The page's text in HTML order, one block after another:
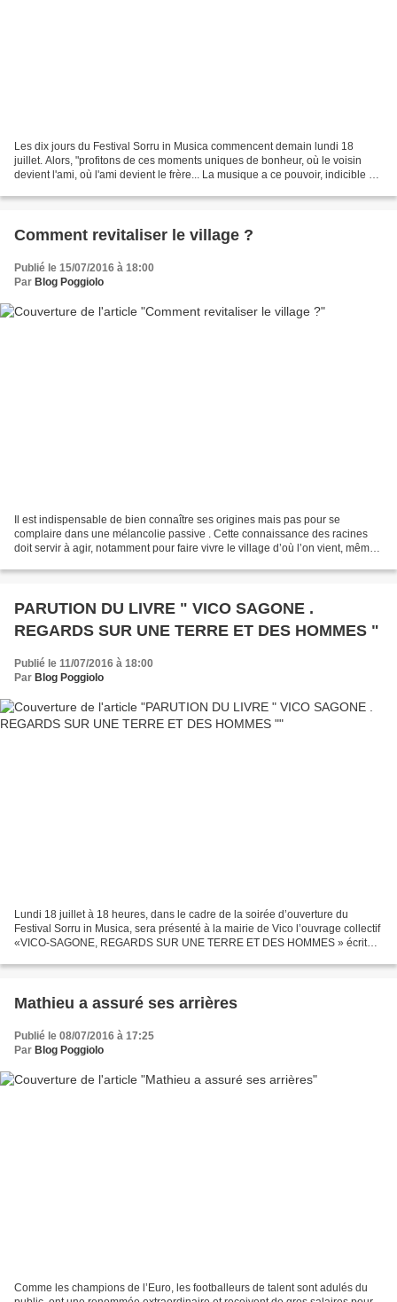
Les dix jours du Festival Sorru in Musica commencent demain lundi 18
juillet. Alors, "profitons de ces moments uniques de bonheur, où le voisin
devient l'ami, où l'ami devient le frère... La musique a ce pouvoir, indicible et
Comment revitaliser le village ?
Publié le 15/07/2016 à 18:00
Par Blog Poggiolo
Il est indispensable de bien connaître ses origines mais pas pour se
complaire dans une mélancolie passive . Cette connaissance des racines
doit servir à agir, notamment pour faire vivre le village d’où l’on vient, même
PARUTION DU LIVRE " VICO SAGONE .
REGARDS SUR UNE TERRE ET DES HOMMES "
Publié le 11/07/2016 à 18:00
Par Blog Poggiolo
Lundi 18 juillet à 18 heures, dans le cadre de la soirée d’ouverture du
Festival Sorru in Musica, sera présenté à la mairie de Vico l’ouvrage collectif
«VICO-SAGONE, REGARDS SUR UNE TERRE ET DES HOMMES » écrit
Mathieu a assuré ses arrières
Publié le 08/07/2016 à 17:25
Par Blog Poggiolo
Comme les champions de l’Euro, les footballeurs de talent sont adulés du